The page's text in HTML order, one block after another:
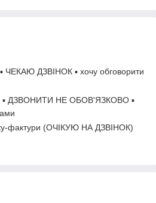
ЧЕКАЮ ДЗВІНОК ▪ хочу обговорити
▪ ДЗВОНИТИ НЕ ОБОВ'ЯЗКОВО ▪
фактури (ОЧІКУЮ НА ДЗВІНОК)